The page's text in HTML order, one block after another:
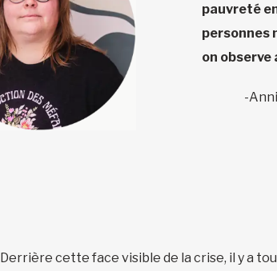
pauvreté
personnes
on observe
-
Derrière cette face visible de la crise, il y a